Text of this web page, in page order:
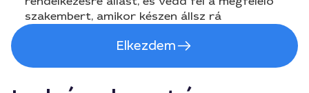
szakembert, amikor készen állsz rá
Elkezdem